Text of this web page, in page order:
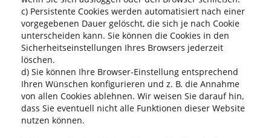
c) Persistente Cookies werden automatisiert nach einer
vorgegebenen Dauer gelöscht, die sich je nach Cookie
unterscheiden kann. Sie können die Cookies in den
Sicherheitseinstellungen Ihres Browsers jederzeit
löschen.
d) Sie können Ihre Browser-Einstellung entsprechend
Ihren Wünschen konfigurieren und z. B. die Annahme
von allen Cookies ablehnen. Wir weisen Sie darauf hin,
dass Sie eventuell nicht alle Funktionen dieser Website
nutzen können.